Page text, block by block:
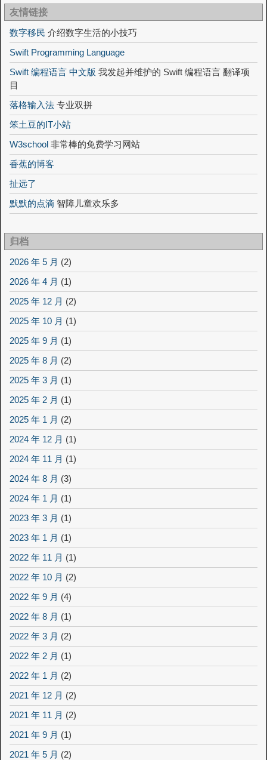
友情链接
数字移民 介绍数字生活的小技巧
Swift Programming Language
Swift 编程语言 中文版 我发起并维护的 Swift 编程语言 翻译项
目
落格输入法 专业双拼
笨土豆的IT小站
W3school 非常棒的免费学习网站
香蕉的博客
扯远了
默默的点滴 智障儿童欢乐多
归档
2026 年 5 月 (2)
2026 年 4 月 (1)
2025 年 12 月 (2)
2025 年 10 月 (1)
2025 年 9 月 (1)
2025 年 8 月 (2)
2025 年 3 月 (1)
2025 年 2 月 (1)
2025 年 1 月 (2)
2024 年 12 月 (1)
2024 年 11 月 (1)
2024 年 8 月 (3)
2024 年 1 月 (1)
2023 年 3 月 (1)
2023 年 1 月 (1)
2022 年 11 月 (1)
2022 年 10 月 (2)
2022 年 9 月 (4)
2022 年 8 月 (1)
2022 年 3 月 (2)
2022 年 2 月 (1)
2022 年 1 月 (2)
2021 年 12 月 (2)
2021 年 11 月 (2)
2021 年 9 月 (1)
2021 年 5 月 (2)